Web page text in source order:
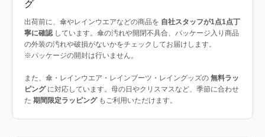
グ
出荷前に、傘やレインウエアなどの商品を 自社スタッフが1点1点丁
寧に確認しています。傘の汚れや開閉不具合、パッケージ入り商品
の外装の汚れや破損がないかをチェックしてお届けします。
※パッケージの開封は行いません。
また、傘・レインウエア・レインブーツ・レイングッズの 無料ラッ
ピングに対応しています。母の日やクリスマスなど、季節に合わせ
た 期間限定ラッピングもご利用いただけます。